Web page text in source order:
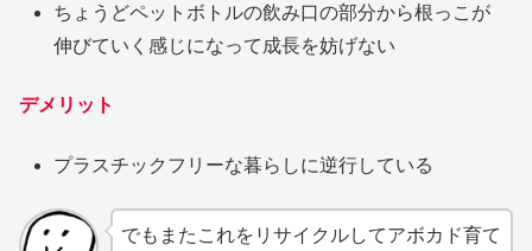
ちょうどペットボトルの飲み口の部分から根っこが
伸びていく感じになって成長を妨げない
デメリット
プラスチックフリーな暮らしに逆行している
でもまたこれをリサイクルしてアボカド育て